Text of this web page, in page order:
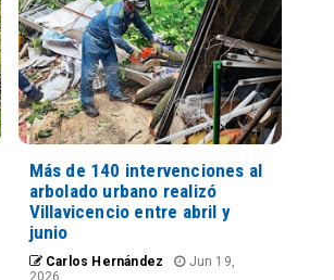
Más de 140 intervenciones al
arbolado urbano realizó
Villavicencio entre abril y
junio
Carlos Hernández
Jun 19,
2026